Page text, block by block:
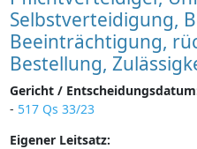
Selbstverteidigung,
Beeinträchtigung,
Bestellung,
Gericht /
- 517 Qs 33/23
Eigener Leitsatz: